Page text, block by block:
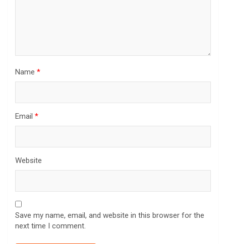
Name *
Email *
Website
Save my name, email, and website in this browser for the
next time I comment.